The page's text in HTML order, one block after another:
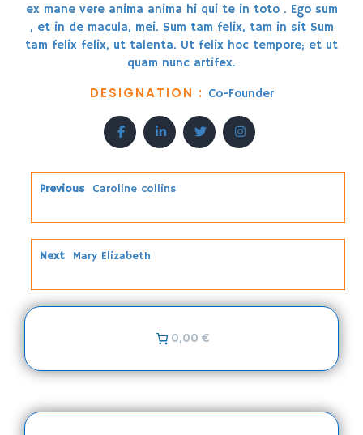
ex mane vere anima anima hi qui te in toto . Ego sum
, et in de macula, mei. Sum tam felix, tam in sit Sum
tam felix felix, ut talenta. Ut felix hoc tempore; et ut
quam nunc artifex.
DESIGNATION : Co-Founder
Previous Caroline collins
Next Mary Elizabeth
0,00 €